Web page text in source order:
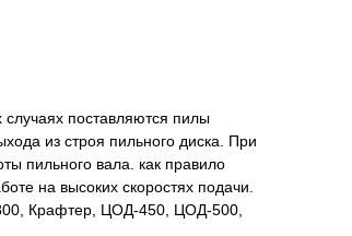
поставляются пилы
из строя пильного диска. При
пильного вала. как правило
на высоких скоростях подачи.
Крафтер, ЦОД-450, ЦОД-500,